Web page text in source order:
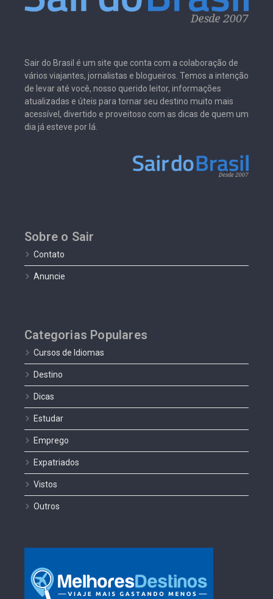
Sair do Brasil é um site que conta com a colaboração de
vários viajantes, jornalistas e blogueiros. Temos a intenção
de levar até você, nosso querido leitor, informações
atualizadas e úteis para tornar seu destino muito mais
acessível, divertido e proveitoso com as dicas de quem um
dia já esteve por lá.
Sobre o Sair
Contato
Anuncie
Categorias Populares
Cursos de Idiomas
Destino
Dicas
Estudar
Emprego
Expatriados
Vistos
Outros